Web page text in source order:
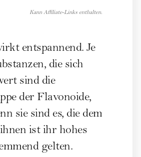
Kann Affiliate-Links enthalten.
entspannend. Je
die sich
sind die
der Flavonoide,
sie sind es, die dem
ist ihr hohes
gelten.